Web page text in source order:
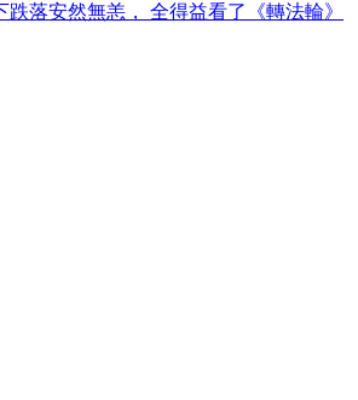
跌落安然無恙， 全得益看了《轉法輪》